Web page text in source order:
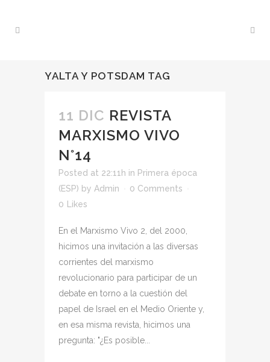
YALTA Y POTSDAM TAG
11 DIC REVISTA
MARXISMO VIVO
N°14
Posted at 22:11h in Primera época
(ESP) by Admin
0 Comments
0
Likes
En el Marxismo Vivo 2, del 2000,
hicimos una invitación a las diversas
corrientes del marxismo
revolucionario para participar de un
debate en torno a la cuestión del
papel de Israel en el Medio Oriente y,
en esa misma revista, hicimos una
pregunta: "¿Es posible...